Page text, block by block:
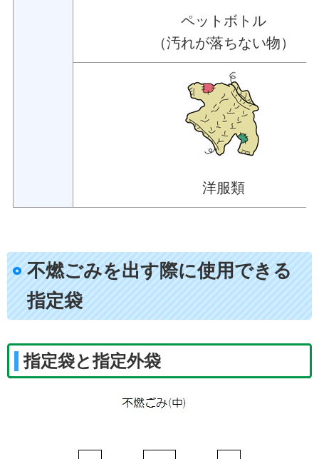
ペットボトル
（汚れが落ちない物）
洋服類
不燃ごみを出す際に使用できる
指定袋
指定袋と指定外袋